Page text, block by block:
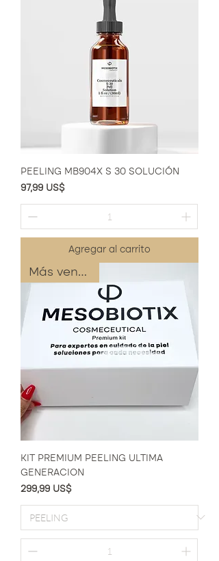
PEELING MB904X S 30 SOLUCIÓN
Precio
97,99 US$
Agregar al carrito
Más vendidos
KIT PREMIUM PEELING ULTIMA
GENERACION
Precio
299,99 US$